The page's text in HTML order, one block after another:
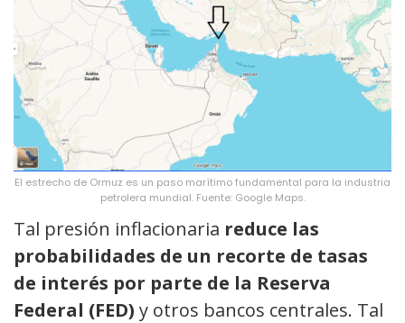
El estrecho de Ormuz es un paso marítimo fundamental para la industria
petrolera mundial. Fuente: Google Maps.
Tal presión inflacionaria reduce las
probabilidades de un recorte de tasas
de interés por parte de la Reserva
Federal (FED) y otros bancos centrales. Tal